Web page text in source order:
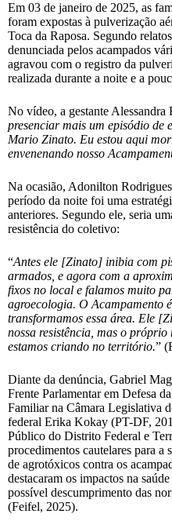
Em 03 de janeiro de 2025, as
foram expostas à pulverização
Toca da Raposa. Segundo
denunciada pelos acampados
agravou com o registro da
realizada durante a noite e a
No vídeo, a gestante Alessandra
presenciar mais um episódio de
Mario Zinato. Eu estou aqui
envenenando nosso
Na ocasião, Adonilton
período da noite foi uma
anteriores. Segundo ele, seria
resistência do coletivo:
“Antes ele [Zinato] inibia com
armados, e agora com a
fixos no local e falamos muito
agroecologia. O Acampamento
transformamos essa área. Ele
nossa resistência, mas o
estamos criando no território.”
Diante da denúncia, Gabriel
Frente Parlamentar em Defesa
Familiar na Câmara Legislativa
federal Erika Kokay (PT-DF,
Público do Distrito Federal e
procedimentos cautelares para a
de agrotóxicos contra os
destacaram os impactos na
possível descumprimento das
(Feifel, 2025).